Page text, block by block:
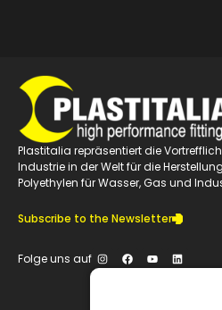
Plastitalia repräsentiert die
Industrie in der Welt für die
Polyethylen für Wasser, Gas und
Subscribe to the Newsletter
Folge uns auf